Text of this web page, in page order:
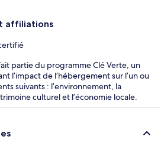
affiliations
partie du programme Clé Verte, un
l’impact de l’hébergement sur l’un ou
suivants : l’environnement, la
culturel et l’économie locale.